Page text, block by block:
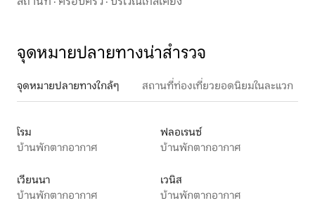
จุดหมายปลายทางน่าสำรวจ
จุดหมายปลายทางใกล้ๆ สถานที่ท่องเที่ยวยอดนิยมในละแวก
โรม
บ้านพักตากอากาศ
ฟลอเรนซ์
บ้านพักตากอากาศ
เวียนนา
บ้านพักตากอากาศ
เวนิส
บ้านพักตากอากาศ